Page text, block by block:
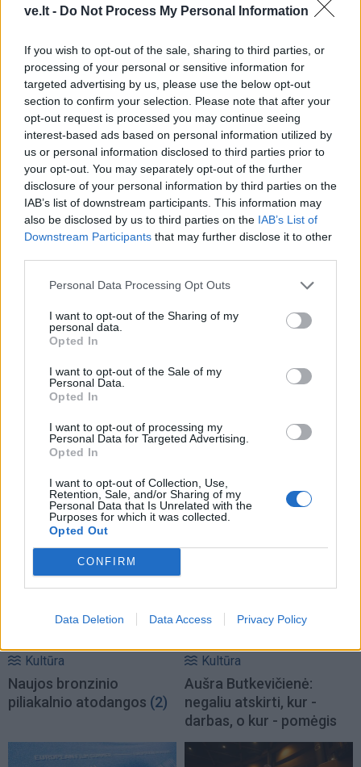
ve.lt - Do Not Process My Personal Information
If you wish to opt-out of the sale, sharing to third parties, or
processing of your personal or sensitive information for
targeted advertising by us, please use the below opt-out
section to confirm your selection. Please note that after your
opt-out request is processed you may continue seeing
interest-based ads based on personal information utilized by
us or personal information disclosed to third parties prior to
your opt-out. You may separately opt-out of the further
disclosure of your personal information by third parties on the
IAB’s list of downstream participants. This information may
also be disclosed by us to third parties on the IAB’s List of
Downstream Participants that may further disclose it to other
Personal Data Processing Opt Outs
I want to opt-out of the Sharing of my
personal data.
Opted In
I want to opt-out of the Sale of my
Personal Data.
Opted In
I want to opt-out of processing my
Personal Data for Targeted Advertising.
Opted In
I want to opt-out of Collection, Use,
Retention, Sale, and/or Sharing of my
Personal Data that Is Unrelated with the
Purposes for which it was collected.
Opted Out
CONFIRM
Data Deletion Data Access Privacy Policy
Sutinku su taisyklėmis
This site is protected by
reCAPTCHA and the Google
Privacy PolicyandTerms of
Serviceapply.
TAIP PAT SKAITYKITE
Kultūra
Naujos bronzinio
piliakalnio atodangos (2)
Kultūra
Aušra Butkevičienė:
negaliu atskirti, kur -
darbas, o kur - pomėgis